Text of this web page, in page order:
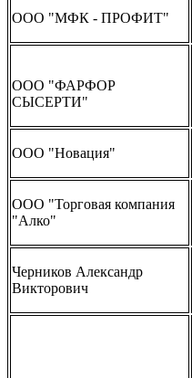
ООО "МФК - ПРОФИТ"
ООО "ФАРФОР
СЫСЕРТИ"
ООО "Новация"
ООО "Торговая компания
"Алко"
Черников Александр
Викторович